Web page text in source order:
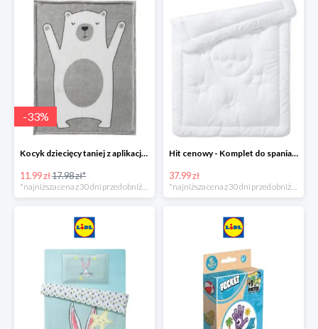
-33%
Kocyk dziecięcy taniej z aplikacją Lidl
11.99 zł17.98 zł*
Hit cenowy - Komplet do spania: kołdra i poduszka
37.99 zł